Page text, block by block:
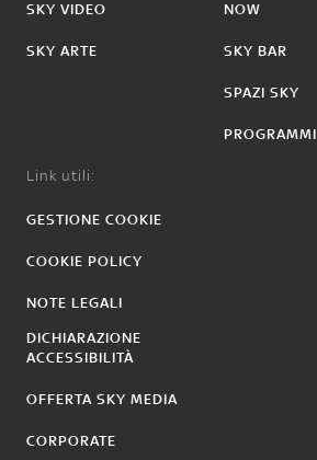
SKY VIDEO
SKY ARTE
NOW
SKY BAR
SPAZI SKY
PROGRAMMI
Link utili:
GESTIONE COOKIE
COOKIE POLICY
NOTE LEGALI
DICHIARAZIONE
ACCESSIBILITÀ
OFFERTA SKY MEDIA
CORPORATE